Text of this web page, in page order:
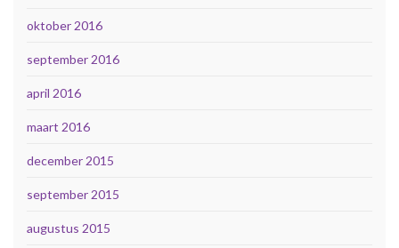
oktober 2016
september 2016
april 2016
maart 2016
december 2015
september 2015
augustus 2015